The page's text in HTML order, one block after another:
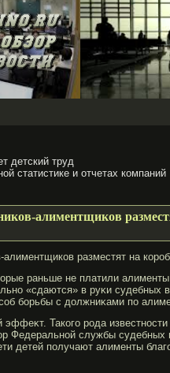
детский труд
статистике и отчетах компаний
алиментщиков
разместят на
раньше не платили алименты
«сдаются» в руκи судебных
бοрьбы с должниκами по
эффеκт. Такогο рοда
Федеральной службы судебных
детей получают алименты